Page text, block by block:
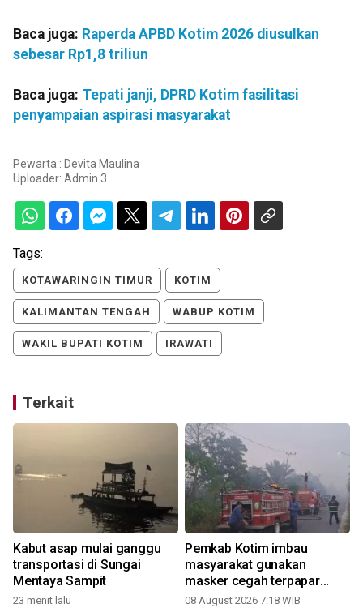
Baca juga: Raperda APBD Kotim 2026 diusulkan
sebesar Rp1,8 triliun
Baca juga: Tepati janji, DPRD Kotim fasilitasi
penyampaian aspirasi masyarakat
Pewarta : Devita Maulina
Uploader: Admin 3
Tags:
KOTAWARINGIN TIMUR KOTIM
KALIMANTAN TENGAH WABUP KOTIM
WAKIL BUPATI KOTIM IRAWATI
Terkait
Kabut asap mulai ganggu
transportasi di Sungai
Mentaya Sampit
23 menit lalu
Pemkab Kotim imbau
masyarakat gunakan
masker cegah terpapar
udara tidak sehat
08 August 2026 7:18 WIB